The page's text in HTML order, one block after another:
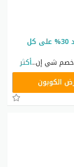
أحدث كود خصم موقع شي ان للعملاء الجدد 30% على كل
خصم شي إن...أكثر
الكوبون